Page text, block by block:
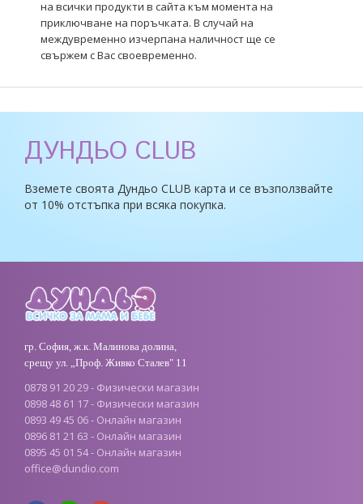
на всички продукти в сайта към момента на
приключване на поръчката. В случай на
междувременно изчерпана наличност ще се
свържем с Вас своевременно.
ДУНДЬО CLUB
Вземете своята Дундьо CLUB карта и се възползвайте
от 10% отстъпка при всяка покупка.
гр. София, ж.к. Малинова долина,
срещу ул. „Проф. Живко Сталев" 11
0878 91 20 29 - Физически магазин
0898 48 61 17 - Физически магазин
0893 49 45 06 - Онлайн магазин
0896 81 21 63 - Онлайн магазин
0895 45 01 54 - Онлайн магазин
office@dundio.com